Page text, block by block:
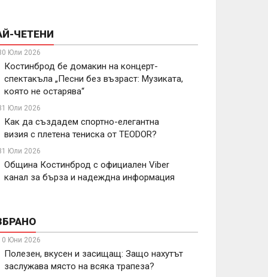
ЧЕТЕНИ
Юли 2026
Костинброд бе домакин на концерт-
спектакъла „Песни без възраст: Музиката,
която не остарява“
Юли 2026
Как да създадем спортно-елегантна
визия с плетена тениска от TEODOR?
Юли 2026
Община Костинброд с официален Viber
канал за бърза и надеждна информация
Юни 2026
Полезен, вкусен и засищащ: Защо нахутът
заслужава място на всяка трапеза?